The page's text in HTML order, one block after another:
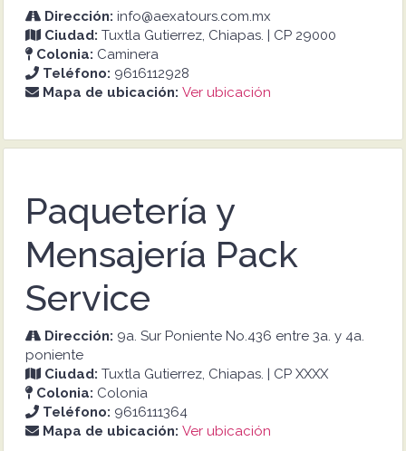
Dirección: info@aexatours.com.mx
Ciudad: Tuxtla Gutierrez, Chiapas. | CP 29000
Colonia: Caminera
Teléfono: 9616112928
Mapa de ubicación: Ver ubicación
Paquetería y
Mensajería Pack
Service
Dirección: 9a. Sur Poniente No.436 entre 3a. y 4a.
poniente
Ciudad: Tuxtla Gutierrez, Chiapas. | CP XXXX
Colonia: Colonia
Teléfono: 9616111364
Mapa de ubicación: Ver ubicación